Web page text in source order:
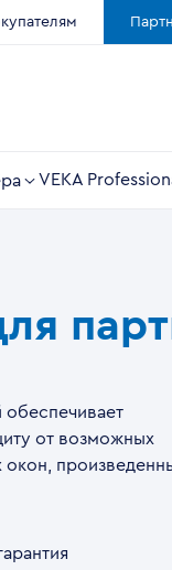
VEKA
от возможных
окон,